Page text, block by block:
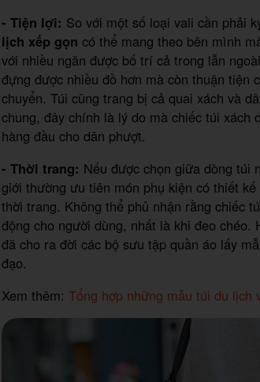
- Tiện lợi: So với một số loại vali cần phải
lịch xếp gọn có thể mang theo bên mình
với nhiều ngăn được bố trí cả trong lẫn
đựng được nhiều đồ hơn mà còn thuận tiện
chuyển. Túi cũng trang bị cả quai xách và
chung, đây chính là lý do mà chiếc túi
hàng đầu cho dân phượt.
- Thời trang: Nếu được chọn giữa dòng túi
giới thường ưu tiên món phụ kiện có thiết
thời trang. Không thể phủ nhận rằng chiếc
động cho người dùng, nhất là khi đeo
đã cho ra đời các bộ sưu tập quần áo lấy
đạo.
Xem thêm: Tổng hợp những mẫu túi du lịch